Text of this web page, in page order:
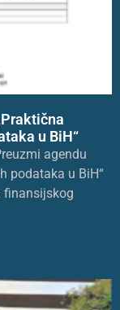
u BiH“
agendu
podataka u BiH“
finansijskog